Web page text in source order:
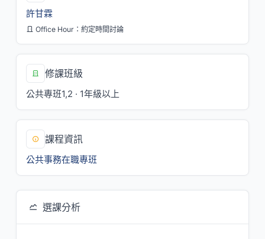
許甘霖
Office Hour：約定時間討論
修課班級
公共專班1,2 · 1年級以上
課程資訊
公共事務在職專班
選課分析